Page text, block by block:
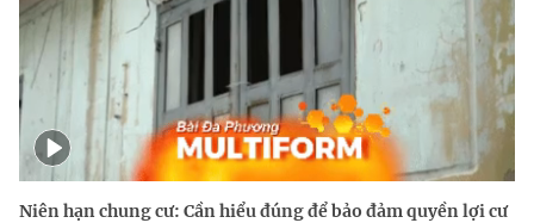
Niên hạn chung cư: Cần hiểu đúng để bảo đảm quyền lợi cư